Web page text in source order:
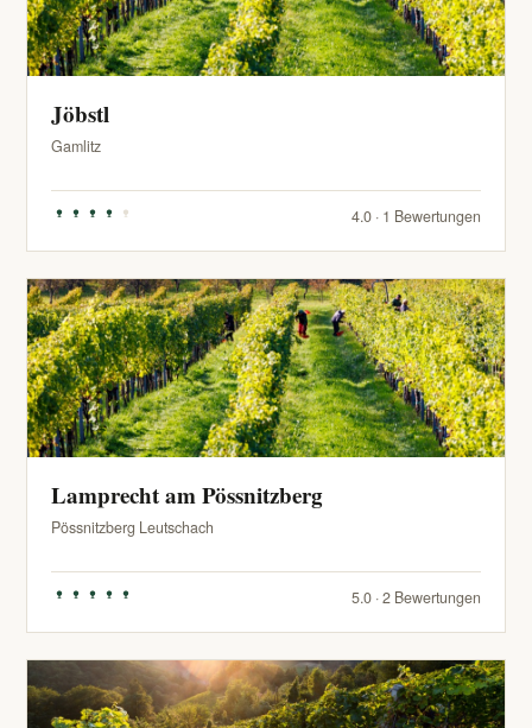
Jöbstl
Gamlitz
4.0 · 1 Bewertungen
Lamprecht am Pössnitzberg
Pössnitzberg Leutschach
5.0 · 2 Bewertungen